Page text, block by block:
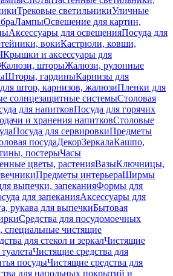
Трековые светильникиУличные
ЛампыОсвещение для картин,
Аксессуары для освещенияПосуда для
вокиКастрюли, ковши,
Крышки и аксессуары для
шторыЖалюзи, рулонные
Шторы, гардиныКарнизы для
штор, карнизов, жалюзиПленки для
солнцезащитные системыСтоловая
для напитковПосуда для горячих
и хранения напитковСтоловые
Посуда для сервировкиПредметы
посудаДекорЗеркалаКашпо,
постерыЧасы
цветы, растенияВазыКлючницы,
Предметы интерьераШирмы
выпечки, запеканияФормы для
для запеканияАксессуары для
рукава для выпечкиБытовая
Средства для посудомоечных
специальные чистящие
для стекол и зеркалЧистящие
Чистящие средства для
посудыЧистящие средства для
для напольных покрытий и